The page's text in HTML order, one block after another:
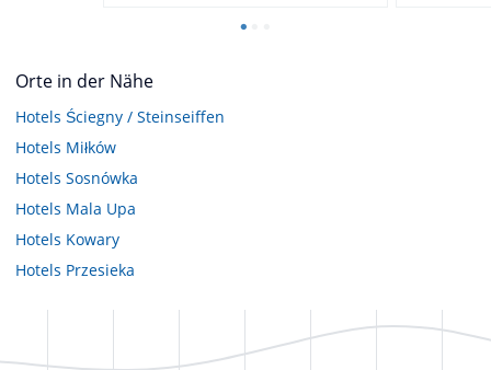
Orte in der Nähe
Hotels Ściegny / Steinseiffen
Hotels Miłków
Hotels Sosnówka
Hotels Mala Upa
Hotels Kowary
Hotels Przesieka